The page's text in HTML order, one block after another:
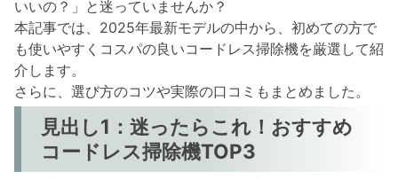
いいの？」と迷っていませんか？
本記事では、2025年最新モデルの中から、初めての方で
も使いやすくコスパの良いコードレス掃除機を厳選して紹
介します。
さらに、選び方のコツや実際の口コミもまとめました。
見出し1：迷ったらこれ！おすすめ
コードレス掃除機TOP3